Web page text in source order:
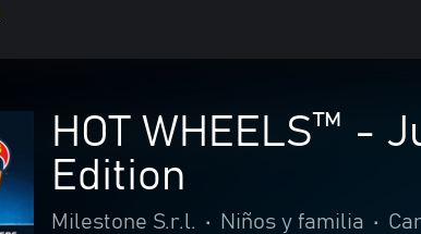
HOT WHEELS™ -
Edition
Milestone S.r.l. • Niños y familia •